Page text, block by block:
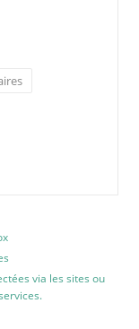
via les sites ou